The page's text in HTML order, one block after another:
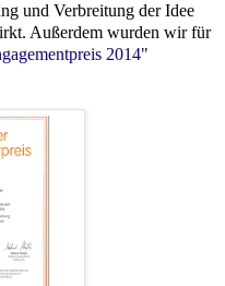
und Verbreitung der Idee
Außerdem wurden wir für
2014"